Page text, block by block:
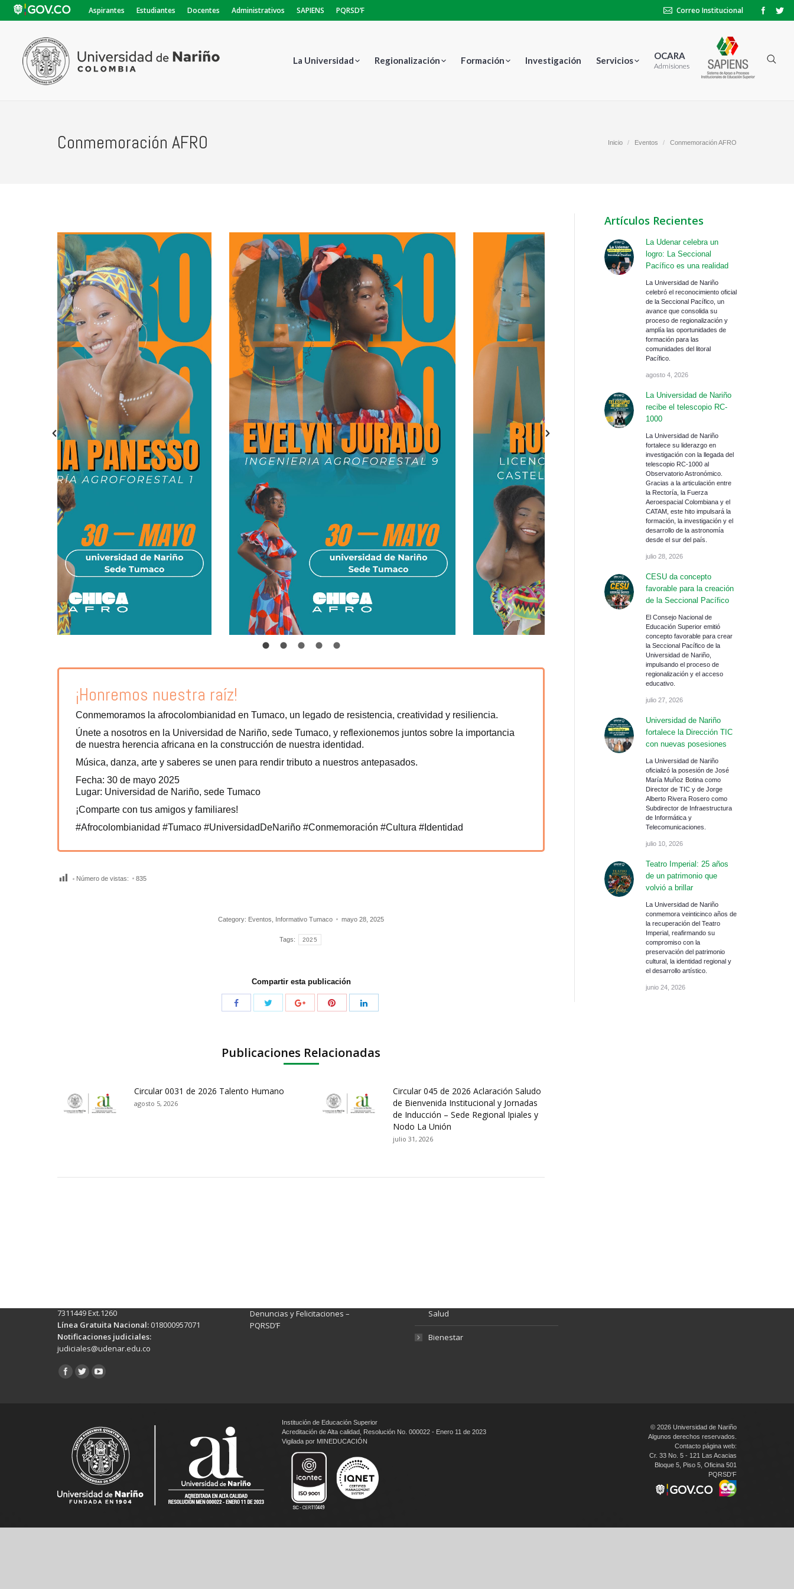
Aspirantes Estudiantes Docentes Administrativos SAPIENS PQRSD’F Correo Institucional
La Universidad Regionalización Formación Investigación Servicios OCARA
Admisiones
Conmemoración AFRO Inicio Eventos Conmemoración AFRO
¡Honremos nuestra raíz!
Conmemoramos la afrocolombianidad en Tumaco, un legado de resistencia, creatividad y resiliencia.
Únete a nosotros en la Universidad de Nariño, sede Tumaco, y reflexionemos juntos sobre la importancia
de nuestra herencia africana en la construcción de nuestra identidad.
Música, danza, arte y saberes se unen para rendir tributo a nuestros antepasados.
Fecha: 30 de mayo 2025
Lugar: Universidad de Nariño, sede Tumaco
¡Comparte con tus amigos y familiares!
#Afrocolombianidad #Tumaco #UniversidadDeNariño #Conmemoración #Cultura #Identidad
Número de vistas: 835
Category: Eventos Informativo Tumaco mayo 28, 2025
Tags: 2025
Compartir esta publicación
Publicaciones Relacionadas
Circular 0031 de 2026 Talento Humano
agosto 5, 2026
Circular 045 de 2026 Aclaración Saludo
de Bienvenida Institucional y Jornadas
de Inducción – Sede Regional Ipiales y
Nodo La Unión
julio 31, 2026
Artículos Recientes
La Udenar celebra un
logro: La Seccional
Pacífico es una realidad
La Universidad de Nariño
celebró el reconocimiento oficial
de la Seccional Pacífico, un
avance que consolida su
proceso de regionalización y
amplía las oportunidades de
formación para las
comunidades del litoral
Pacífico.
agosto 4, 2026
La Universidad de Nariño
recibe el telescopio RC-
1000
La Universidad de Nariño
fortalece su liderazgo en
investigación con la llegada del
telescopio RC-1000 al
Observatorio Astronómico.
Gracias a la articulación entre
la Rectoría, la Fuerza
Aeroespacial Colombiana y el
CATAM, este hito impulsará la
formación, la investigación y el
desarrollo de la astronomía
desde el sur del país.
julio 28, 2026
CESU da concepto
favorable para la creación
de la Seccional Pacífico
El Consejo Nacional de
Educación Superior emitió
concepto favorable para crear
la Seccional Pacífico de la
Universidad de Nariño,
impulsando el proceso de
regionalización y el acceso
educativo.
julio 27, 2026
Universidad de Nariño
fortalece la Dirección TIC
con nuevas posesiones
La Universidad de Nariño
oficializó la posesión de José
María Muñoz Botina como
Director de TIC y de Jorge
Alberto Rivera Rosero como
Subdirector de Infraestructura
de Informática y
Telecomunicaciones.
julio 10, 2026
Teatro Imperial: 25 años
de un patrimonio que
volvió a brillar
La Universidad de Nariño
conmemora veinticinco años de
la recuperación del Teatro
Imperial, reafirmando su
compromiso con la
preservación del patrimonio
cultural, la identidad regional y
el desarrollo artístico.
junio 24, 2026
7311449 Ext.1260
Línea Gratuita Nacional: 018000957071
Notificaciones judiciales:
judiciales@udenar.edu.co
Encuéntranos en:
Denuncias y Felicitaciones –
PQRSD’F
Salud
Bienestar
Institución de Educación Superior
Acreditación de Alta calidad, Resolución No. 000022 - Enero 11 de 2023
Vigilada por MINEDUCACIÓN
© 2026 Universidad de Nariño
Algunos derechos reservados.
Contacto página web:
Cr. 33 No. 5 - 121 Las Acacias
Bloque 5, Piso 5, Oficina 501
PQRSD'F